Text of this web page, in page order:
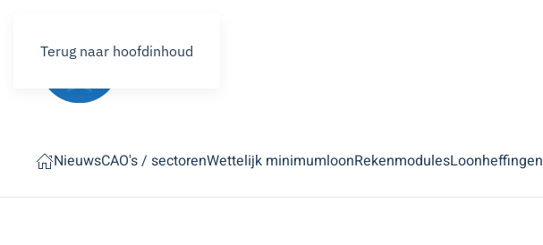
Terug naar hoofdinhoud
NieuwsCAO's / sectorenWettelijk minimumloonRekenmodulesLoonheffingen